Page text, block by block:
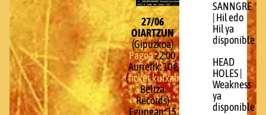
27/06
OIARTZUN
(Gipuzkoa)
Pagoa22:00
Aurretik: 10 €
(ticket.kutxabank.es
Beltza
Records)
Egunean: 15
SANNGRE
| Hil edo
Hil ya
disponible
HEAD
HOLES |
Weakness
ya
disponible